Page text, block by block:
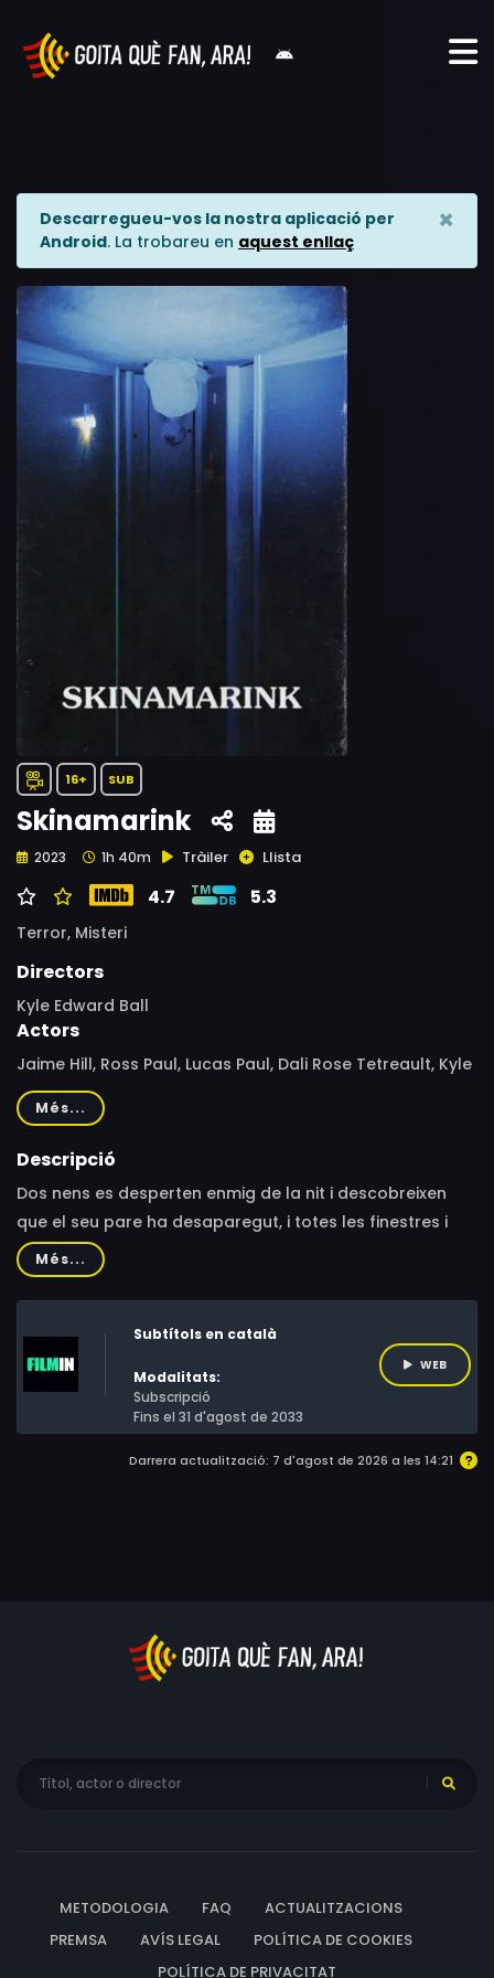
Descarregueu-vos la nostra aplicació per
Android. La trobareu en aquest enllaç
×
16+ SUB
Skinamarink
2023 1h 40m Tràiler Llista
4.7 5.3
Terror, Misteri
Directors
Kyle Edward Ball
Actors
Jaime Hill, Ross Paul, Lucas Paul, Dali Rose Tetreault, Kyle
Edward Ball
Més...
Descripció
Dos nens es desperten enmig de la nit i descobreixen
que el seu pare ha desaparegut, i totes les finestres i
portes de casa seva han desaparegut.
Més...
Subtítols en català
Modalitats:
Subscripció
Fins el 31 d'agost de 2033
WEB
Darrera actualització: 7 d'agost de 2026 a les 14:21
METODOLOGIA FAQ
ACTUALITZACIONS
PREMSA
AVÍS LEGAL
POLÍTICA DE COOKIES
POLÍTICA DE PRIVACITAT